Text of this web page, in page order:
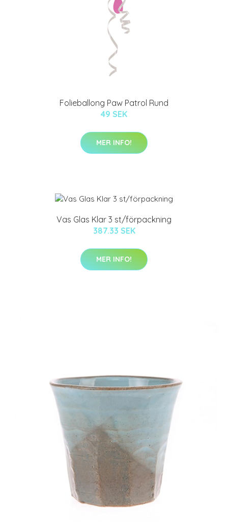
Folieballong Paw Patrol Rund
49 SEK
MER INFO!
Vas Glas Klar 3 st/förpackning
387.33 SEK
MER INFO!